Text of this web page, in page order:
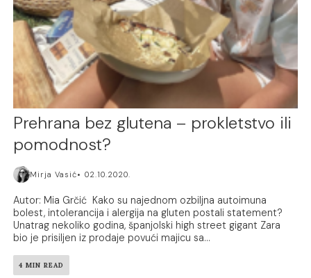
Prehrana bez glutena – prokletstvo ili
pomodnost?
Mirja Vasić 02.10.2020.
Autor: Mia Grčić Kako su najednom ozbiljna autoimuna
bolest, intolerancija i alergija na gluten postali statement?
Unatrag nekoliko godina, španjolski high street gigant Zara
bio je prisiljen iz prodaje povući majicu sa...
4 MIN READ